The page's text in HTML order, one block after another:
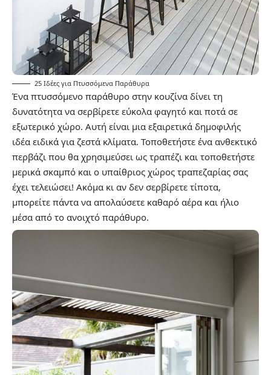
25 Ιδέες για Πτυσσόμενα Παράθυρα
Ένα πτυσσόμενο παράθυρο στην κουζίνα δίνει τη
δυνατότητα να σερβίρετε εύκολα φαγητό και ποτά σε
εξωτερικό χώρο. Αυτή είναι μια εξαιρετικά δημοφιλής
ιδέα ειδικά για ζεστά κλίματα. Τοποθετήστε ένα ανθεκτικό
περβάζι που θα χρησιμεύσει ως τραπέζι και τοποθετήστε
μερικά σκαμπό και ο υπαίθριος χώρος τραπεζαρίας σας
έχει τελειώσει! Ακόμα κι αν δεν σερβίρετε τίποτα,
μπορείτε πάντα να απολαύσετε καθαρό αέρα και ήλιο
μέσα από το ανοιχτό παράθυρο.